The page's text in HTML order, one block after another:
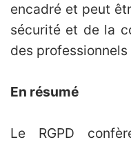
encadré et peut
sécurité et de la
des
En résumé
Le RGPD